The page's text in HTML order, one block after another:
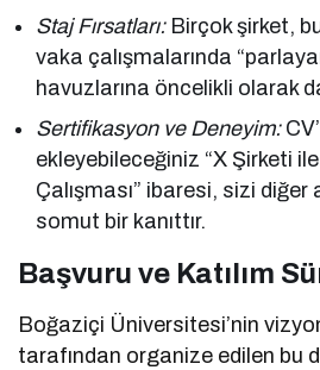
Staj Fırsatları:Birçok şirket,
vaka çalışmalarında
havuzlarına öncelikli olarak
Sertifikasyon ve Deneyim:
ekleyebileceğiniz “X Şirketi
Çalışması” ibaresi, sizi
somut bir kanıttır.
Başvuru ve Katılım
Boğaziçi Üniversitesi’nin
tarafından organize edilen bu